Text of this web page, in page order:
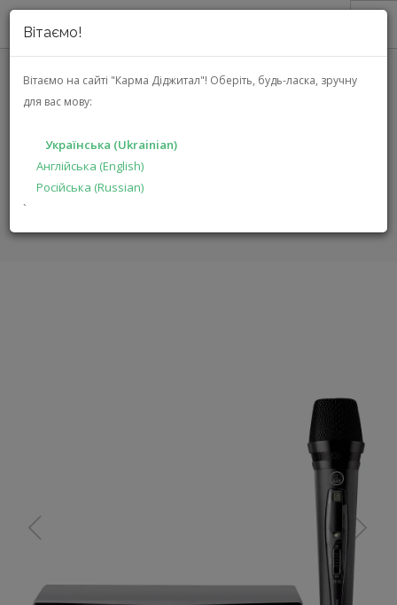
Вітаємо!
Вітаємо на сайті "Карма Діджитал"! Оберіть, будь-ласка, зручну
для вас мову:
Українська (Ukrainian)
Англійська (English)
Російська (Russian)
`
ПРО НАС
АКЦІЇ
РІШЕННЯ
ВИРОБНИКАМ
AKG PERCEPTION WIRELESS 45
ГОЛОВНА КАТАЛОГ